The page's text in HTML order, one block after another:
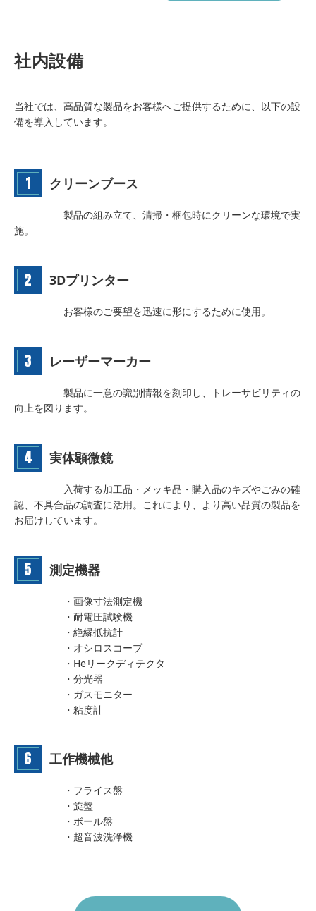
社内設備
当社では、高品質な製品をお客様へご提供するために、以下の設
備を導入しています。
クリーンブース
製品の組み立て、清掃・梱包時にクリーンな環境で実
施。
3Dプリンター
お客様のご要望を迅速に形にするために使用。
レーザーマーカー
製品に一意の識別情報を刻印し、トレーサビリティの
向上を図ります。
実体顕微鏡
入荷する加工品・メッキ品・購入品のキズやごみの確
認、不具合品の調査に活用。これにより、より高い品質の製品を
お届けしています。
測定機器
・画像寸法測定機
・耐電圧試験機
・絶縁抵抗計
・オシロスコープ
・Heリークディテクタ
・分光器
・ガスモニター
・粘度計
工作機械他
・フライス盤
・旋盤
・ボール盤
・超音波洗浄機